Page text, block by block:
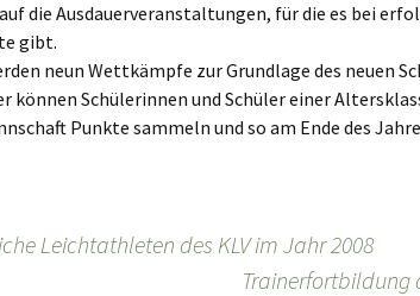
die Ausdauerveranstaltungen, für die es bei
gibt.
neun Wettkämpfe zur Grundlage des neuen
können Schülerinnen und Schüler einer
Punkte sammeln und so am Ende des
Leichtathleten des KLV im Jahr 2008
Trainerfortbildung